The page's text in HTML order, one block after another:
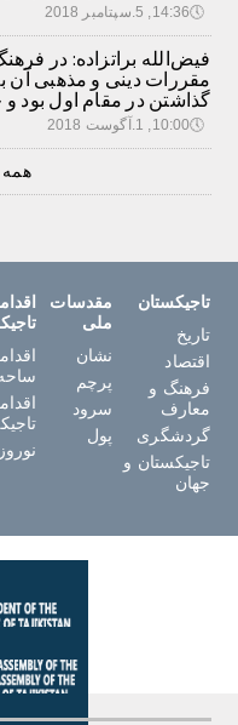
🕔14:36, 5.سپتامبر 2018
فیض‌الله براتزاده: در
مقررات دینی و مذهبی آن
گذاشتن در مقام اول بود و
🕔10:00, 1.آگوست 2018
تاجیکستان
تاریخ
اقتصاد
فرهنگ و
معارف
گردشگری
تاجیکستان و
جهان
مقدسات
ملی
نشان
پرچم
سرود
پول
نوروز